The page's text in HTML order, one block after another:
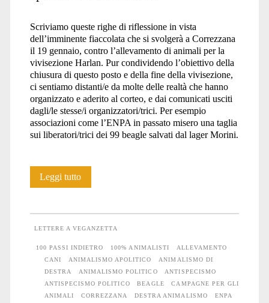
Scriviamo queste righe di riflessione in vista
dell’imminente fiaccolata che si svolgerà a Correzzana
il 19 gennaio, contro l’allevamento di animali per la
vivisezione Harlan. Pur condividendo l’obiettivo della
chiusura di questo posto e della fine della vivisezione,
ci sentiamo distanti/e da molte delle realtà che hanno
organizzato e aderito al corteo, e dai comunicati usciti
dagli/le stesse/i organizzatori/trici. Per esempio
associazioni come l’ENPA in passato misero una taglia
sui liberatori/trici dei 99 beagle salvati dal lager Morini.
Leggi tutto100
fiaccolate
apolitiche
LETTERE A VEGANZETTA
100 PASSI INDIETRO 100% ANIMALISTI
ALLEVAMENTO
CANI
ANIMALISMO APOLITICO
ANIMALISMO DI
DESTRA
ANIMALISMO POLITICO
ANTISPECISMO
ANTISPECISMO POLITICO
BEAGLE
CAMPAGNE PER GLI
ANIMALI
CORREZZANA DESTRA ANIMALISMO ENPA